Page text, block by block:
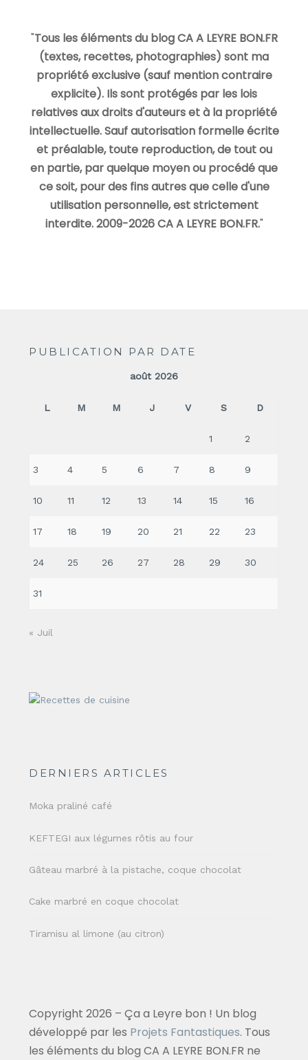
"Tous les éléments du blog CA A LEYRE BON.FR
(textes, recettes, photographies) sont ma
propriété exclusive (sauf mention contraire
explicite). Ils sont protégés par les lois
relatives aux droits d'auteurs et à la propriété
intellectuelle. Sauf autorisation formelle écrite
et préalable, toute reproduction, de tout ou
en partie, par quelque moyen ou procédé que
ce soit, pour des fins autres que celle d'une
utilisation personnelle, est strictement
interdite. 2009-2026 CA A LEYRE BON.FR."
PUBLICATION PAR DATE
août 2026
L M M J V S D
1 2
3 4 5 6 7 8 9
10 11 12 13 14 15 16
17 18 19 20 21 22 23
24 25 26 27 28 29 30
31
« Juil
DERNIERS ARTICLES
Moka praliné café
KEFTEGI aux légumes rôtis au four
Gâteau marbré à la pistache, coque chocolat
Cake marbré en coque chocolat
Tiramisu al limone (au citron)
Copyright 2026 – Ça a Leyre bon ! Un blog
développé par les Projets Fantastiques. Tous
les éléments du blog CA A LEYRE BON.FR ne